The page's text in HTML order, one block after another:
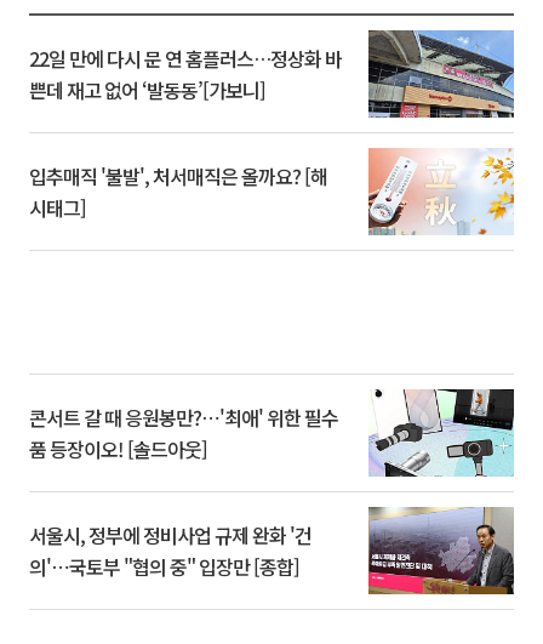
22일 만에 다시 문 연 홈플러스…정상화 바
쁜데 재고 없어 ‘발동동’[가보니]
입추매직 '불발', 처서매직은 올까요? [해
시태그]
콘서트 갈 때 응원봉만?⋯'최애' 위한 필수
품 등장이오! [솔드아웃]
서울시, 정부에 정비사업 규제 완화 '건
의'⋯국토부 "협의 중" 입장만 [종합]